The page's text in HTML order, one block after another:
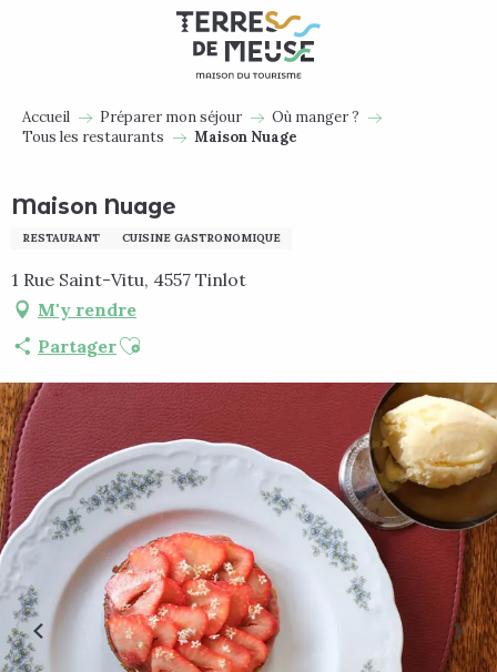
Accueil Préparer mon séjour
Où manger ?
Tous les restaurants
Maison Nuage
Maison Nuage
RESTAURANT CUISINE GASTRONOMIQUE
1 Rue Saint-Vitu, 4557 Tinlot
M'y rendre
PartagerAjouter aux favoris